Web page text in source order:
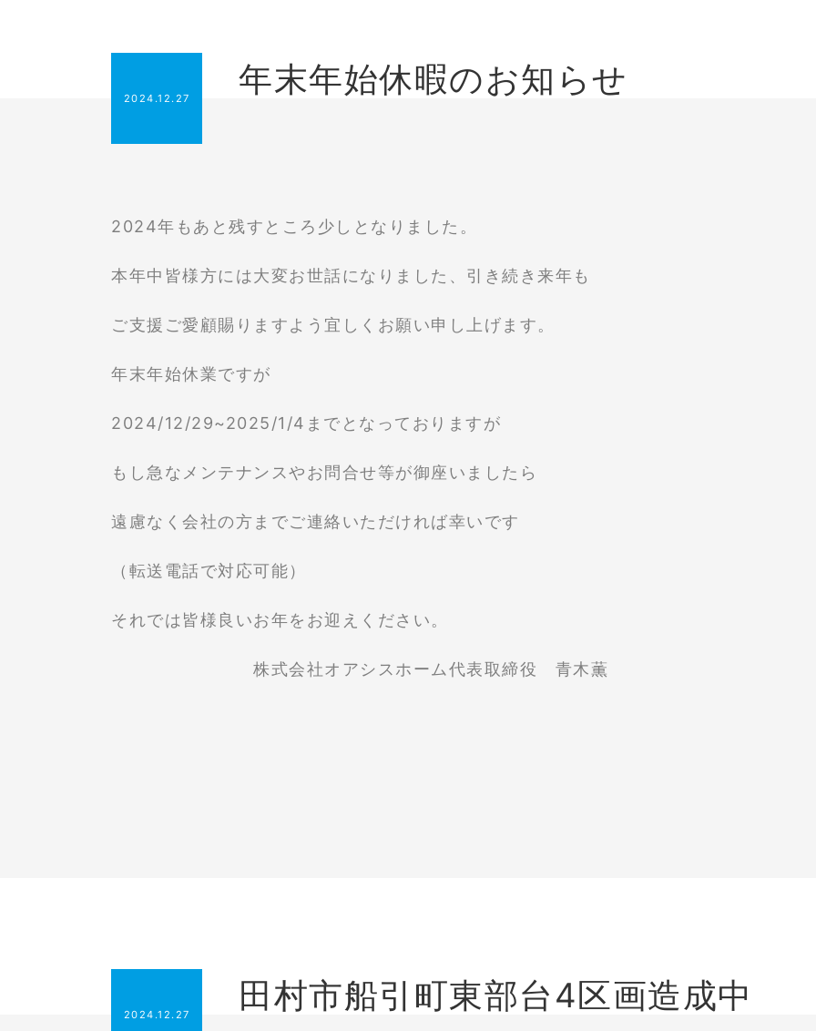
2024.12.27 年末年始休暇のお知らせ
2024年もあと残すところ少しとなりました。
本年中皆様方には大変お世話になりました、引き続き来年も
ご支援ご愛顧賜りますよう宜しくお願い申し上げます。
年末年始休業ですが
2024/12/29~2025/1/4までとなっておりますが
もし急なメンテナンスやお問合せ等が御座いましたら
遠慮なく会社の方までご連絡いただければ幸いです
（転送電話で対応可能）
それでは皆様良いお年をお迎えください。
株式会社オアシスホーム代表取締役 青木薫
2024.12.27 田村市船引町東部台4区画造成中